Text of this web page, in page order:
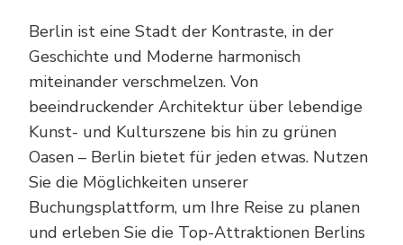
Berlin ist eine Stadt der Kontraste, in der
Geschichte und Moderne harmonisch
miteinander verschmelzen. Von
beeindruckender Architektur über lebendige
Kunst- und Kulturszene bis hin zu grünen
Oasen – Berlin bietet für jeden etwas. Nutzen
Sie die Möglichkeiten unserer
Buchungsplattform, um Ihre Reise zu planen
und erleben Sie die Top-Attraktionen Berlins